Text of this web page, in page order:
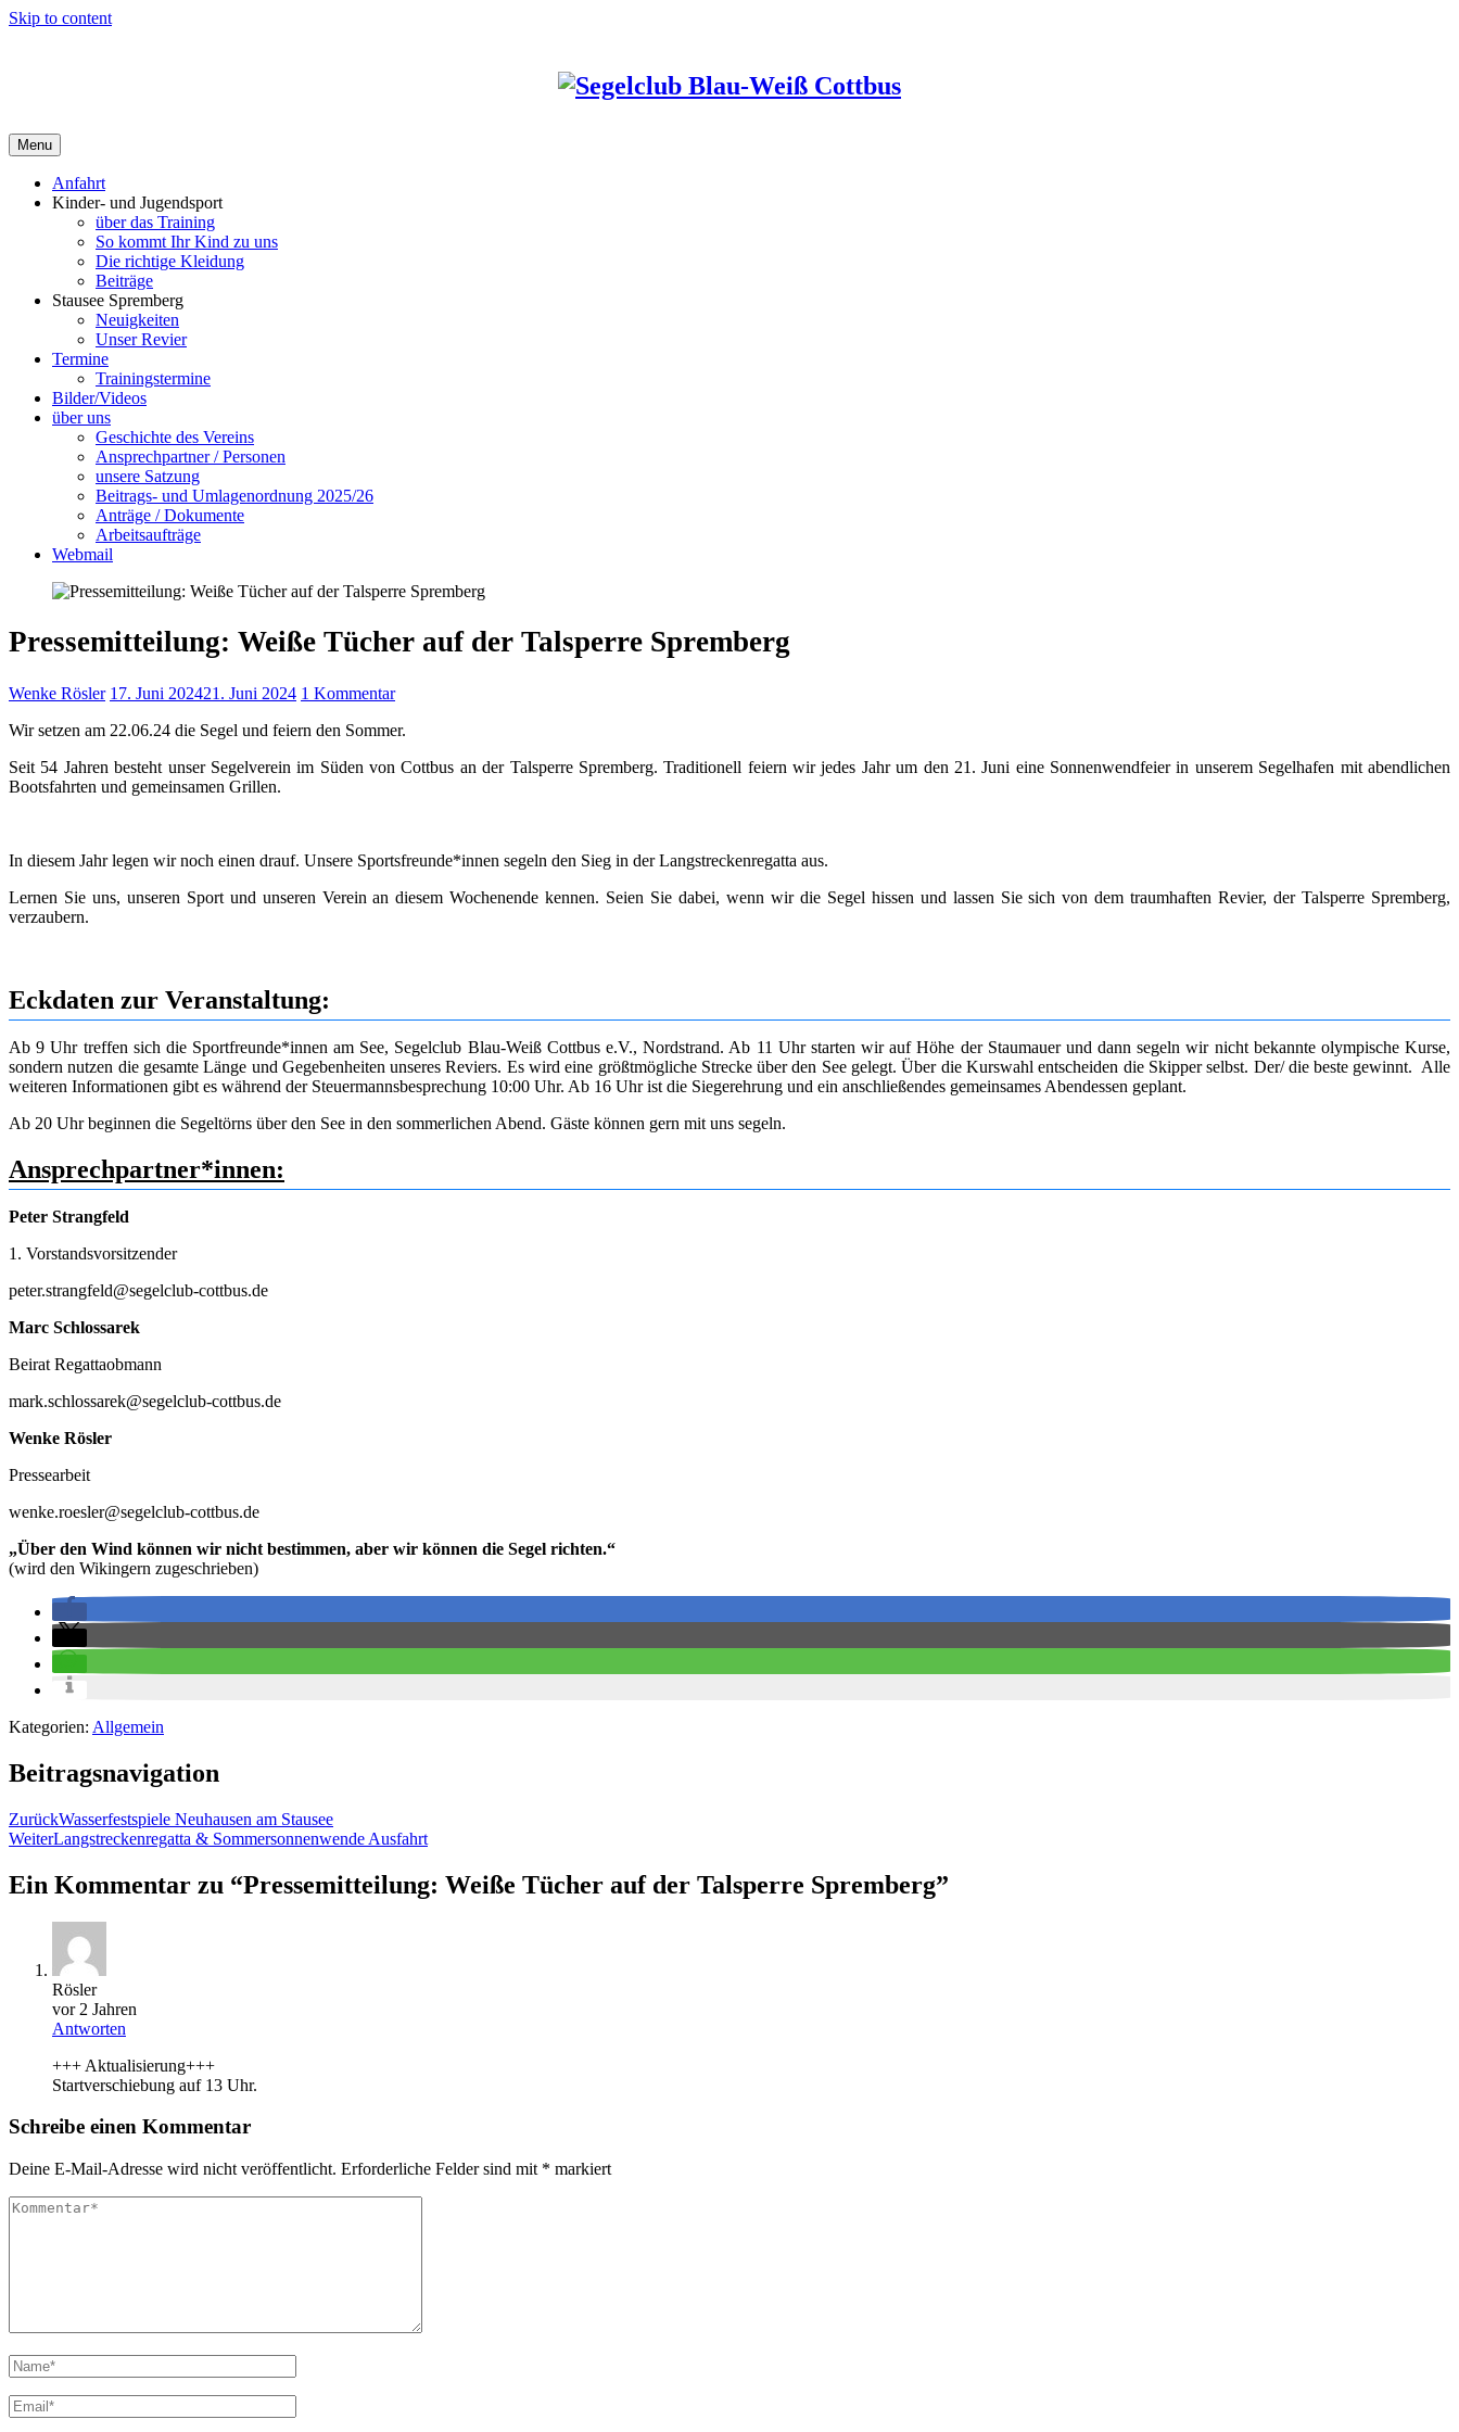
Skip to content
Menu
Anfahrt
Kinder- und Jugendsport
über das Training
So kommt Ihr Kind zu uns
Die richtige Kleidung
Beiträge
Stausee Spremberg
Neuigkeiten
Unser Revier
Termine
Trainingstermine
Bilder/Videos
über uns
Geschichte des Vereins
Ansprechpartner / Personen
unsere Satzung
Beitrags- und Umlagenordnung 2025/26
Anträge / Dokumente
Arbeitsaufträge
Webmail
Pressemitteilung: Weiße Tücher auf der Talsperre Spremberg
Wenke Rösler 17. Juni 202421. Juni 2024 1 Kommentar
Wir setzen am 22.06.24 die Segel und feiern den Sommer.
Seit 54 Jahren besteht unser Segelverein im Süden von Cottbus an der Talsperre Spremberg. Traditionell feiern wir jedes Jahr um den 21. Juni eine Sonnenwendfeier in unserem Segelhafen mit abendlichen
Bootsfahrten und gemeinsamen Grillen.
In diesem Jahr legen wir noch einen drauf. Unsere Sportsfreunde*innen segeln den Sieg in der Langstreckenregatta aus.
Lernen Sie uns, unseren Sport und unseren Verein an diesem Wochenende kennen. Seien Sie dabei, wenn wir die Segel hissen und lassen Sie sich von dem traumhaften Revier, der Talsperre Spremberg,
verzaubern.
Eckdaten zur Veranstaltung:
Ab 9 Uhr treffen sich die Sportfreunde*innen am See, Segelclub Blau-Weiß Cottbus e.V., Nordstrand. Ab 11 Uhr starten wir auf Höhe der Staumauer und dann segeln wir nicht bekannte olympische Kurse,
sondern nutzen die gesamte Länge und Gegebenheiten unseres Reviers. Es wird eine größtmögliche Strecke über den See gelegt. Über die Kurswahl entscheiden die Skipper selbst. Der/ die beste gewinnt. Alle
weiteren Informationen gibt es während der Steuermannsbesprechung 10:00 Uhr. Ab 16 Uhr ist die Siegerehrung und ein anschließendes gemeinsames Abendessen geplant.
Ab 20 Uhr beginnen die Segeltörns über den See in den sommerlichen Abend. Gäste können gern mit uns segeln.
Ansprechpartner*innen:
Peter Strangfeld
1. Vorstandsvorsitzender
peter.strangfeld@segelclub-cottbus.de
Marc Schlossarek
Beirat Regattaobmann
mark.schlossarek@segelclub-cottbus.de
Wenke Rösler
Pressearbeit
wenke.roesler@segelclub-cottbus.de
„Über den Wind können wir nicht bestimmen, aber wir können die Segel richten.“
(wird den Wikingern zugeschrieben)
Kategorien: Allgemein
Beitragsnavigation
ZurückWasserfestspiele Neuhausen am Stausee
WeiterLangstreckenregatta & Sommersonnenwende Ausfahrt
Ein Kommentar zu “Pressemitteilung: Weiße Tücher auf der Talsperre Spremberg”
Rösler
vor 2 Jahren
Antworten
+++ Aktualisierung+++
Startverschiebung auf 13 Uhr.
Schreibe einen Kommentar
Deine E-Mail-Adresse wird nicht veröffentlicht. Erforderliche Felder sind mit * markiert